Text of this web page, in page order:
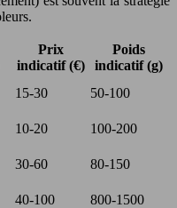
Prix
indicatif (€)
Poids
indicatif (g)
15-30
50-100
10-20
100-200
30-60
80-150
40-100 800-1500